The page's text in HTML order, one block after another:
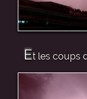
Et les coups